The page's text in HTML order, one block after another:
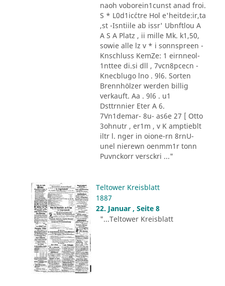
naoh voborein1cunst anad froi.
S * L0d1ic´ctre Hol e'heitde:ir,ta
,st -Isntiile ab issr' Ubnftlou A
A S A Platz , ii mille Mk. k1,50,
sowie alle lz v * i sonnspreen -
Knschluss KemZe: 1 eirnneol-
1nttee di.si dll , 7vcn8pcecn -
Knecblugo lno . 9l6. Sorten
Brennhölzer werden billig
verkauft. Aa . 9l6 . u1
Dsttrnnier Eter A 6.
7Vn1demar- 8u- as6e 27 [ Otto
3ohnutr , er1m , v K amptieblt
iltr l. nger in oione-rn 8rnU-
unel nierewn oenmm1r tonn
Puvnckorr versckri ..."
Teltower Kreisblatt
1887
22. Januar , Seite 8
"...Teltower Kreisblatt